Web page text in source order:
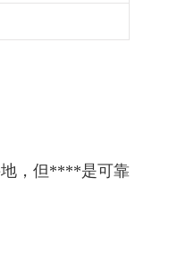
地，但****是可靠